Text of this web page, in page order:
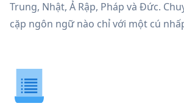
Trung, Nhật, Ả Rập, Pháp và Đức.
cặp ngôn ngữ nào chỉ với một cú